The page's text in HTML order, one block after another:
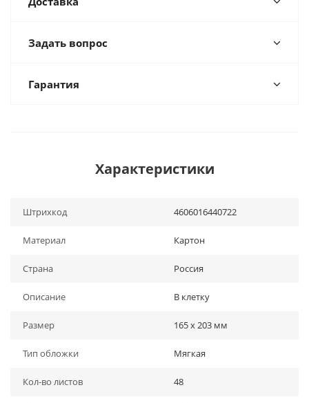
Задать вопрос
Гарантия
Характеристики
Штрихкод 4606016440722
Материал Картон
Страна Россия
Описание В клетку
Размер 165 х 203 мм
Тип обложки Мягкая
Кол-во листов 48